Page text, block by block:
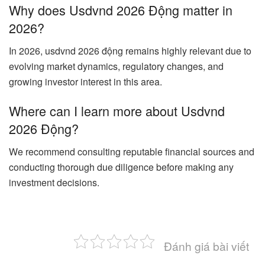
Why does Usdvnd 2026 Động matter in
2026?
In 2026, usdvnd 2026 động remains highly relevant due to
evolving market dynamics, regulatory changes, and
growing investor interest in this area.
Where can I learn more about Usdvnd
2026 Động?
We recommend consulting reputable financial sources and
conducting thorough due diligence before making any
investment decisions.
Đánh giá bài viết